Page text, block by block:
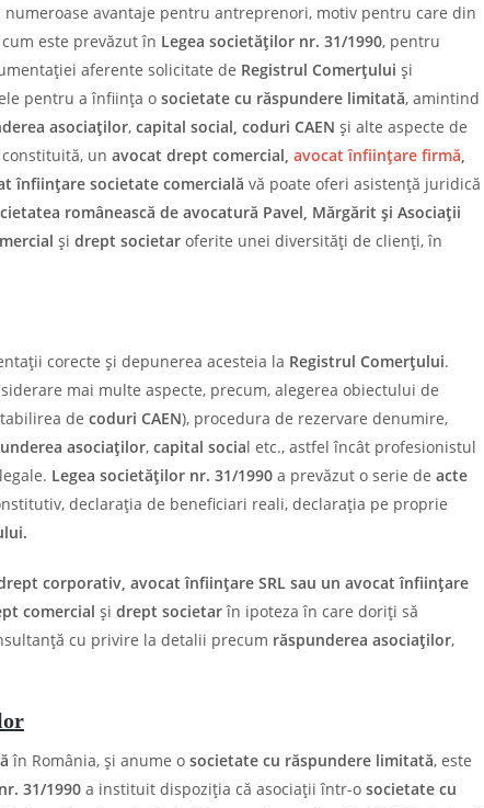
numeroase avantaje pentru antreprenori, motiv pentru care din
este prevăzut în Legea societăţilor nr. 31/1990, pentru
aferente solicitate de Registrul Comerțului și
pentru a înființa o societate cu răspundere limitată, amintind
asociaților, capital social, coduri CAEN și alte aspecte de
un avocat drept comercial, avocat înființare firmă
înființare societate comercială vă poate oferi asistență juridică
românească de avocatură Pavel, Mărgărit și Asociații
și drept societar oferite unei diversități de clienți, în
corecte și depunerea acesteia la Registrul Comerțului.
mai multe aspecte, precum, alegerea obiectului de
de coduri CAEN), procedura de rezervare denumire,
asociaților, capital social etc., astfel încât profesionistul
Legea societăţilor nr. 31/1990 a prevăzut o serie de acte
declarația de beneficiari reali, declarația pe proprie
corporativ, avocat înființare SRL sau un avocat înființare
comercial și drept societarîn ipoteza în care doriți să
cu privire la detalii precum răspunderea asociaților,
în România, și anume o societate cu răspundere limitată, este
31/1990 a instituit dispoziția că asociații într-o societate cu